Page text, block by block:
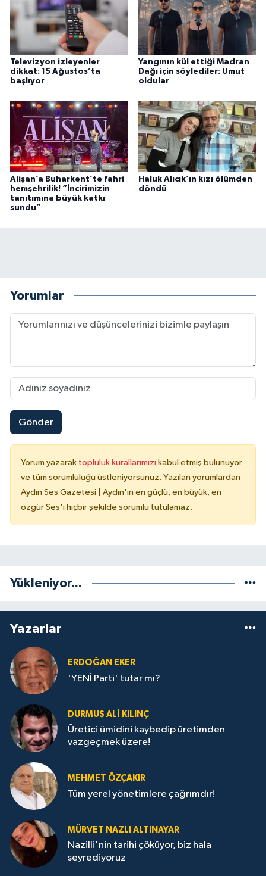
Televizyon izleyenler
dikkat: 15 Ağustos’ta
başlıyor
Yangının kül ettiği Madran
Dağı için söylediler: Umut
oldular
Alişan’a Buharkent’te fahri
hemşehrilik! “İncirimizin
tanıtımına büyük katkı
sundu”
Haluk Alıcık’ın kızı ölümden
döndü
Yorumlar
Gönder
Yorum yazarak topluluk kurallarımızı kabul etmiş bulunuyor
ve tüm sorumluluğu üstleniyorsunuz. Yazılan yorumlardan
Aydın Ses Gazetesi | Aydın'ın en güçlü, en büyük, en
özgür Ses'i hiçbir şekilde sorumlu tutulamaz.
Yükleniyor...
Yazarlar
ERDOĞAN EKER
'YENİ Parti' tutar mı?
DURMUŞ ALI KILINÇ
Üretici ümidini kaybedip üretimden
vazgeçmek üzere!
MEHMET ÖZÇAKIR
Tüm yerel yönetimlere çağrımdır!
MÜRVET NAZLI ALTINAYAR
Nazilli'nin tarihi çöküyor, biz hala
seyrediyoruz